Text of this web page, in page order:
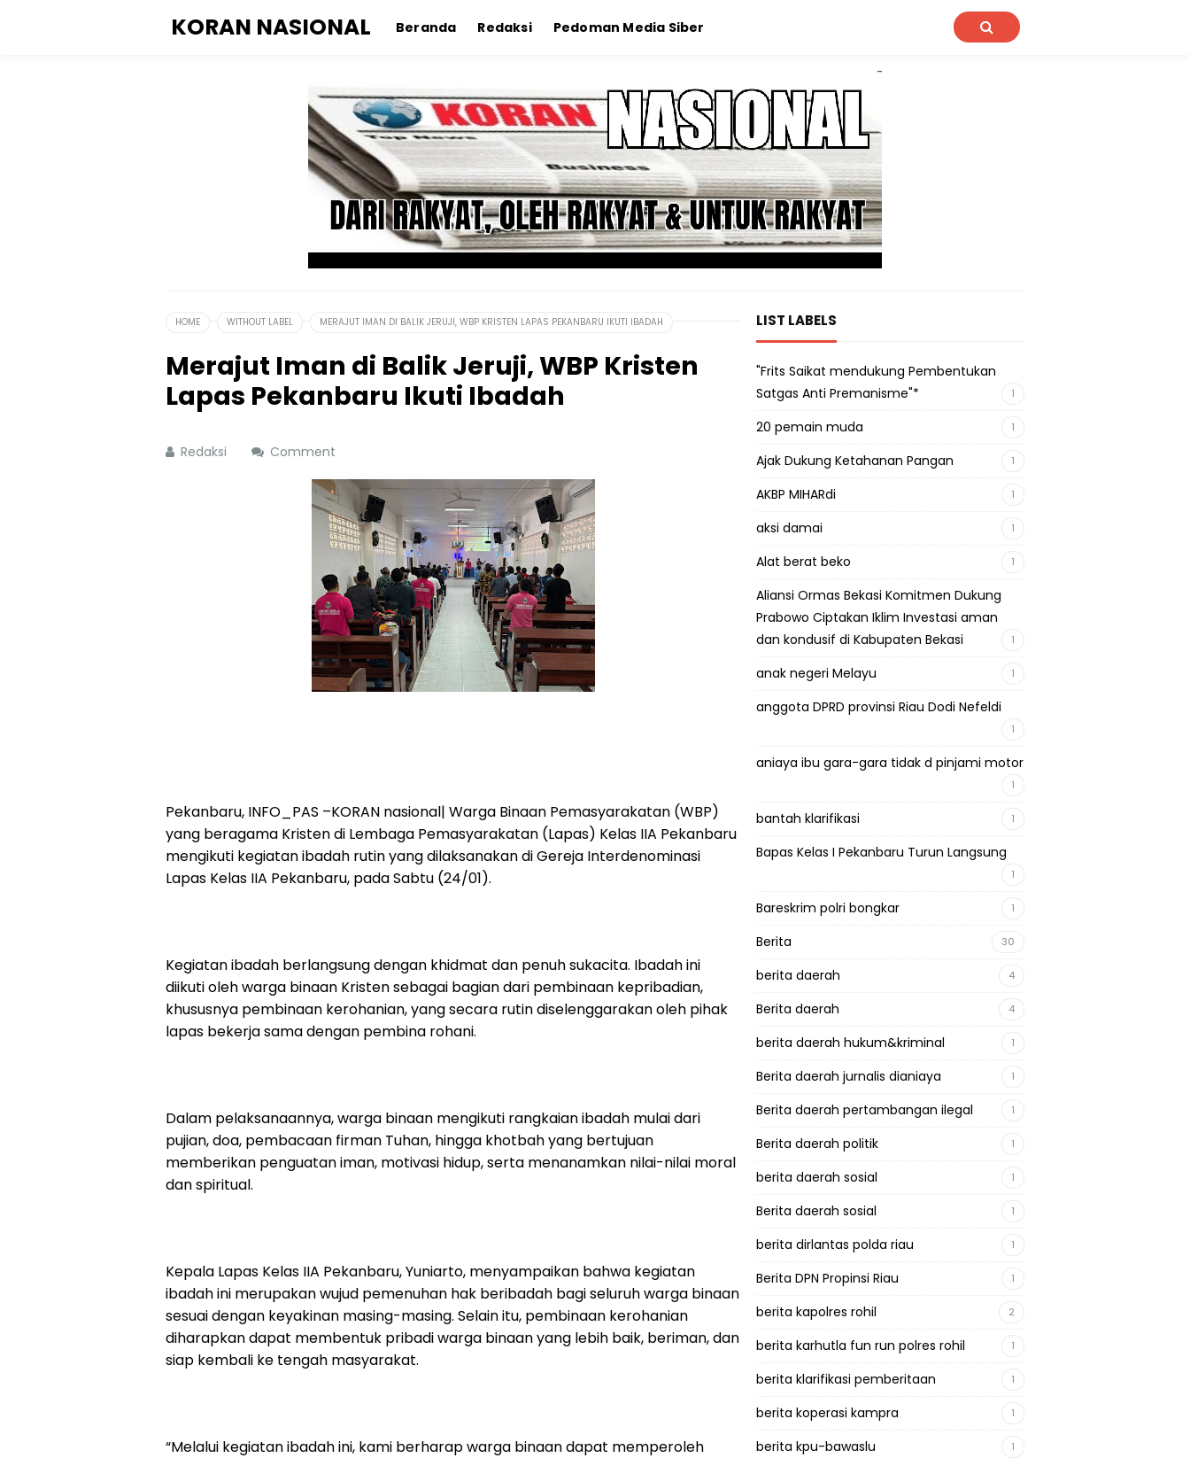
KORAN NASIONAL Beranda Redaksi Pedoman Media Siber
HOME WITHOUT LABEL MERAJUT IMAN DI BALIK JERUJI, WBP KRISTEN LAPAS PEKANBARU IKUTI IBADAH
Merajut Iman di Balik Jeruji, WBP Kristen
Lapas Pekanbaru Ikuti Ibadah
Redaksi Comment
Pekanbaru, INFO_PAS –KORAN nasional| Warga Binaan Pemasyarakatan (WBP)
yang beragama Kristen di Lembaga Pemasyarakatan (Lapas) Kelas IIA Pekanbaru
mengikuti kegiatan ibadah rutin yang dilaksanakan di Gereja Interdenominasi
Lapas Kelas IIA Pekanbaru, pada Sabtu (24/01).
Kegiatan ibadah berlangsung dengan khidmat dan penuh sukacita. Ibadah ini
diikuti oleh warga binaan Kristen sebagai bagian dari pembinaan kepribadian,
khususnya pembinaan kerohanian, yang secara rutin diselenggarakan oleh pihak
lapas bekerja sama dengan pembina rohani.
Dalam pelaksanaannya, warga binaan mengikuti rangkaian ibadah mulai dari
pujian, doa, pembacaan firman Tuhan, hingga khotbah yang bertujuan
memberikan penguatan iman, motivasi hidup, serta menanamkan nilai-nilai moral
dan spiritual.
Kepala Lapas Kelas IIA Pekanbaru, Yuniarto, menyampaikan bahwa kegiatan
ibadah ini merupakan wujud pemenuhan hak beribadah bagi seluruh warga binaan
sesuai dengan keyakinan masing-masing. Selain itu, pembinaan kerohanian
diharapkan dapat membentuk pribadi warga binaan yang lebih baik, beriman, dan
siap kembali ke tengah masyarakat.
“Melalui kegiatan ibadah ini, kami berharap warga binaan dapat memperoleh
LIST LABELS
"Frits Saikat mendukung Pembentukan
Satgas Anti Premanisme"*
1
20 pemain muda 1
Ajak Dukung Ketahanan Pangan 1
AKBP MIHARdi 1
aksi damai 1
Alat berat beko 1
Aliansi Ormas Bekasi Komitmen Dukung
Prabowo Ciptakan Iklim Investasi aman
dan kondusif di Kabupaten Bekasi
1
anak negeri Melayu 1
anggota DPRD provinsi Riau Dodi Nefeldi
1
aniaya ibu gara-gara tidak d pinjami motor
1
bantah klarifikasi 1
Bapas Kelas I Pekanbaru Turun Langsung
1
Bareskrim polri bongkar 1
Berita 30
berita daerah 4
Berita daerah 4
berita daerah hukum&kriminal 1
Berita daerah jurnalis dianiaya 1
Berita daerah pertambangan ilegal 1
Berita daerah politik 1
berita daerah sosial 1
Berita daerah sosial 1
berita dirlantas polda riau 1
Berita DPN Propinsi Riau 1
berita kapolres rohil 2
berita karhutla fun run polres rohil 1
berita klarifikasi pemberitaan 1
berita koperasi kampra 1
berita kpu-bawaslu 1